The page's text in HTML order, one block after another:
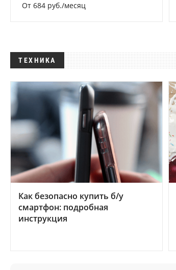
От 684 руб./месяц
ТЕХНИКА
Как безопасно купить б/у
смартфон: подробная
инструкция